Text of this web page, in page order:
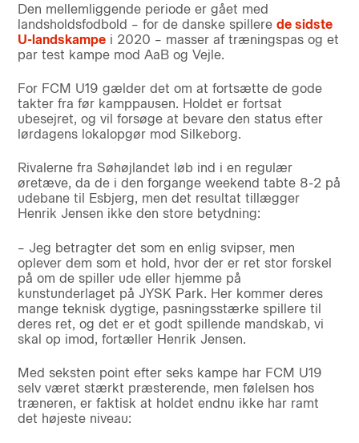
Den mellemliggende periode er gået med
landsholdsfodbold – for de danske spillere de sidste
U-landskampei 2020 – masser af træningspas og et
par test kampe mod AaB og Vejle.
For FCM U19 gælder det om at fortsætte de gode
takter fra før kamppausen. Holdet er fortsat
ubesejret, og vil forsøge at bevare den status efter
lørdagens lokalopgør mod Silkeborg.
Rivalerne fra Søhøjlandet løb ind i en regulær
øretæve, da de i den forgange weekend tabte 8-2 på
udebane til Esbjerg, men det resultat tillægger
Henrik Jensen ikke den store betydning:
– Jeg betragter det som en enlig svipser, men
oplever dem som et hold, hvor der er ret stor forskel
på om de spiller ude eller hjemme på
kunstunderlaget på JYSK Park. Her kommer deres
mange teknisk dygtige, pasningsstærke spillere til
deres ret, og det er et godt spillende mandskab, vi
skal op imod, fortæller Henrik Jensen.
Med seksten point efter seks kampe har FCM U19
selv været stærkt præsterende, men følelsen hos
træneren, er faktisk at holdet endnu ikke har ramt
det højeste niveau: